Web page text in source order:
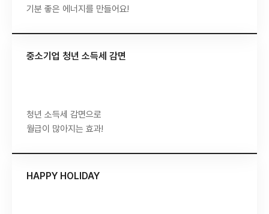
기분 좋은 에너지를 만들어요!
중소기업 청년 소득세 감면
청년 소득세 감면으로
월급이 많아지는 효과!
HAPPY HOLIDAY